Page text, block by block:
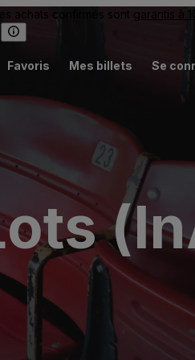
achats confirmés sont garantis à
Favoris Mes billets Se